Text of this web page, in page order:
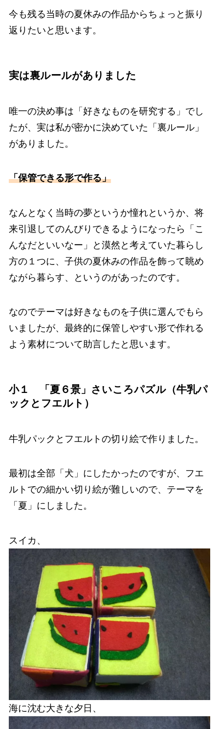
今も残る当時の夏休みの作品からちょっと振り
返りたいと思います。
実は裏ルールがありました
唯一の決め事は「好きなものを研究する」でし
たが、実は私が密かに決めていた「裏ルール」
がありました。
「保管できる形で作る」
なんとなく当時の夢というか憧れというか、将
来引退してのんびりできるようになったら「こ
んなだといいなー」と漠然と考えていた暮らし
方の１つに、子供の夏休みの作品を飾って眺め
ながら暮らす、というのがあったのです。
なのでテーマは好きなものを子供に選んでもら
いましたが、最終的に保管しやすい形で作れる
よう素材について助言したと思います。
小１ 「夏６景」さいころパズル（牛乳パ
ックとフエルト）
牛乳パックとフエルトの切り絵で作りました。
最初は全部「犬」にしたかったのですが、フエ
ルトでの細かい切り絵が難しいので、テーマを
「夏」にしました。
スイカ、
海に沈む大きな夕日、